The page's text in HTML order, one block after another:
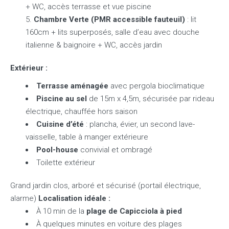
+ WC, accès terrasse et vue piscine
Chambre Verte (PMR accessible fauteuil) : lit
160cm + lits superposés, salle d’eau avec douche
italienne & baignoire + WC, accès jardin
Extérieur :
Terrasse aménagée avec pergola bioclimatique
Piscine au sel de 15m x 4,5m, sécurisée par rideau
électrique, chauffée hors saison
Cuisine d’été : plancha, évier, un second lave-
vaisselle, table à manger extérieure
Pool-house convivial et ombragé
Toilette extérieur
Grand jardin clos, arboré et sécurisé (portail électrique,
alarme) Localisation idéale :
À 10 min de la plage de Capicciola à pied
À quelques minutes en voiture des plages